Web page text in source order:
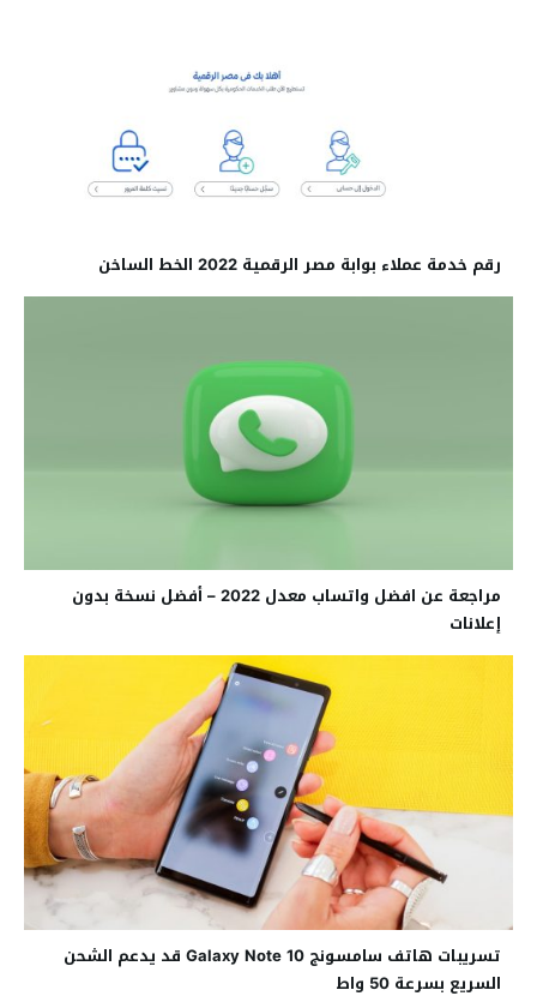
رقم خدمة عملاء بوابة مصر الرقمية 2022 الخط الساخن
مراجعة عن افضل واتساب معدل 2022 – أفضل نسخة بدون
إعلانات
تسريبات هاتف سامسونج Galaxy Note 10 قد يدعم الشحن
السريع بسرعة 50 واط